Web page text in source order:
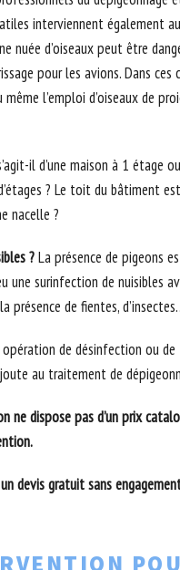
interviennent également
nuée d’oiseaux peut être
pour les avions. Dans ces
l’emploi d’oiseaux de
il d’une maison à 1 étage
? Le toit du bâtiment
nacelle ?
?La présence de pigeons
une surinfection de nuisibles
présence de fientes,
opération de désinfection ou de
au traitement de
ne dispose pas d’un prix
devis gratuit sans